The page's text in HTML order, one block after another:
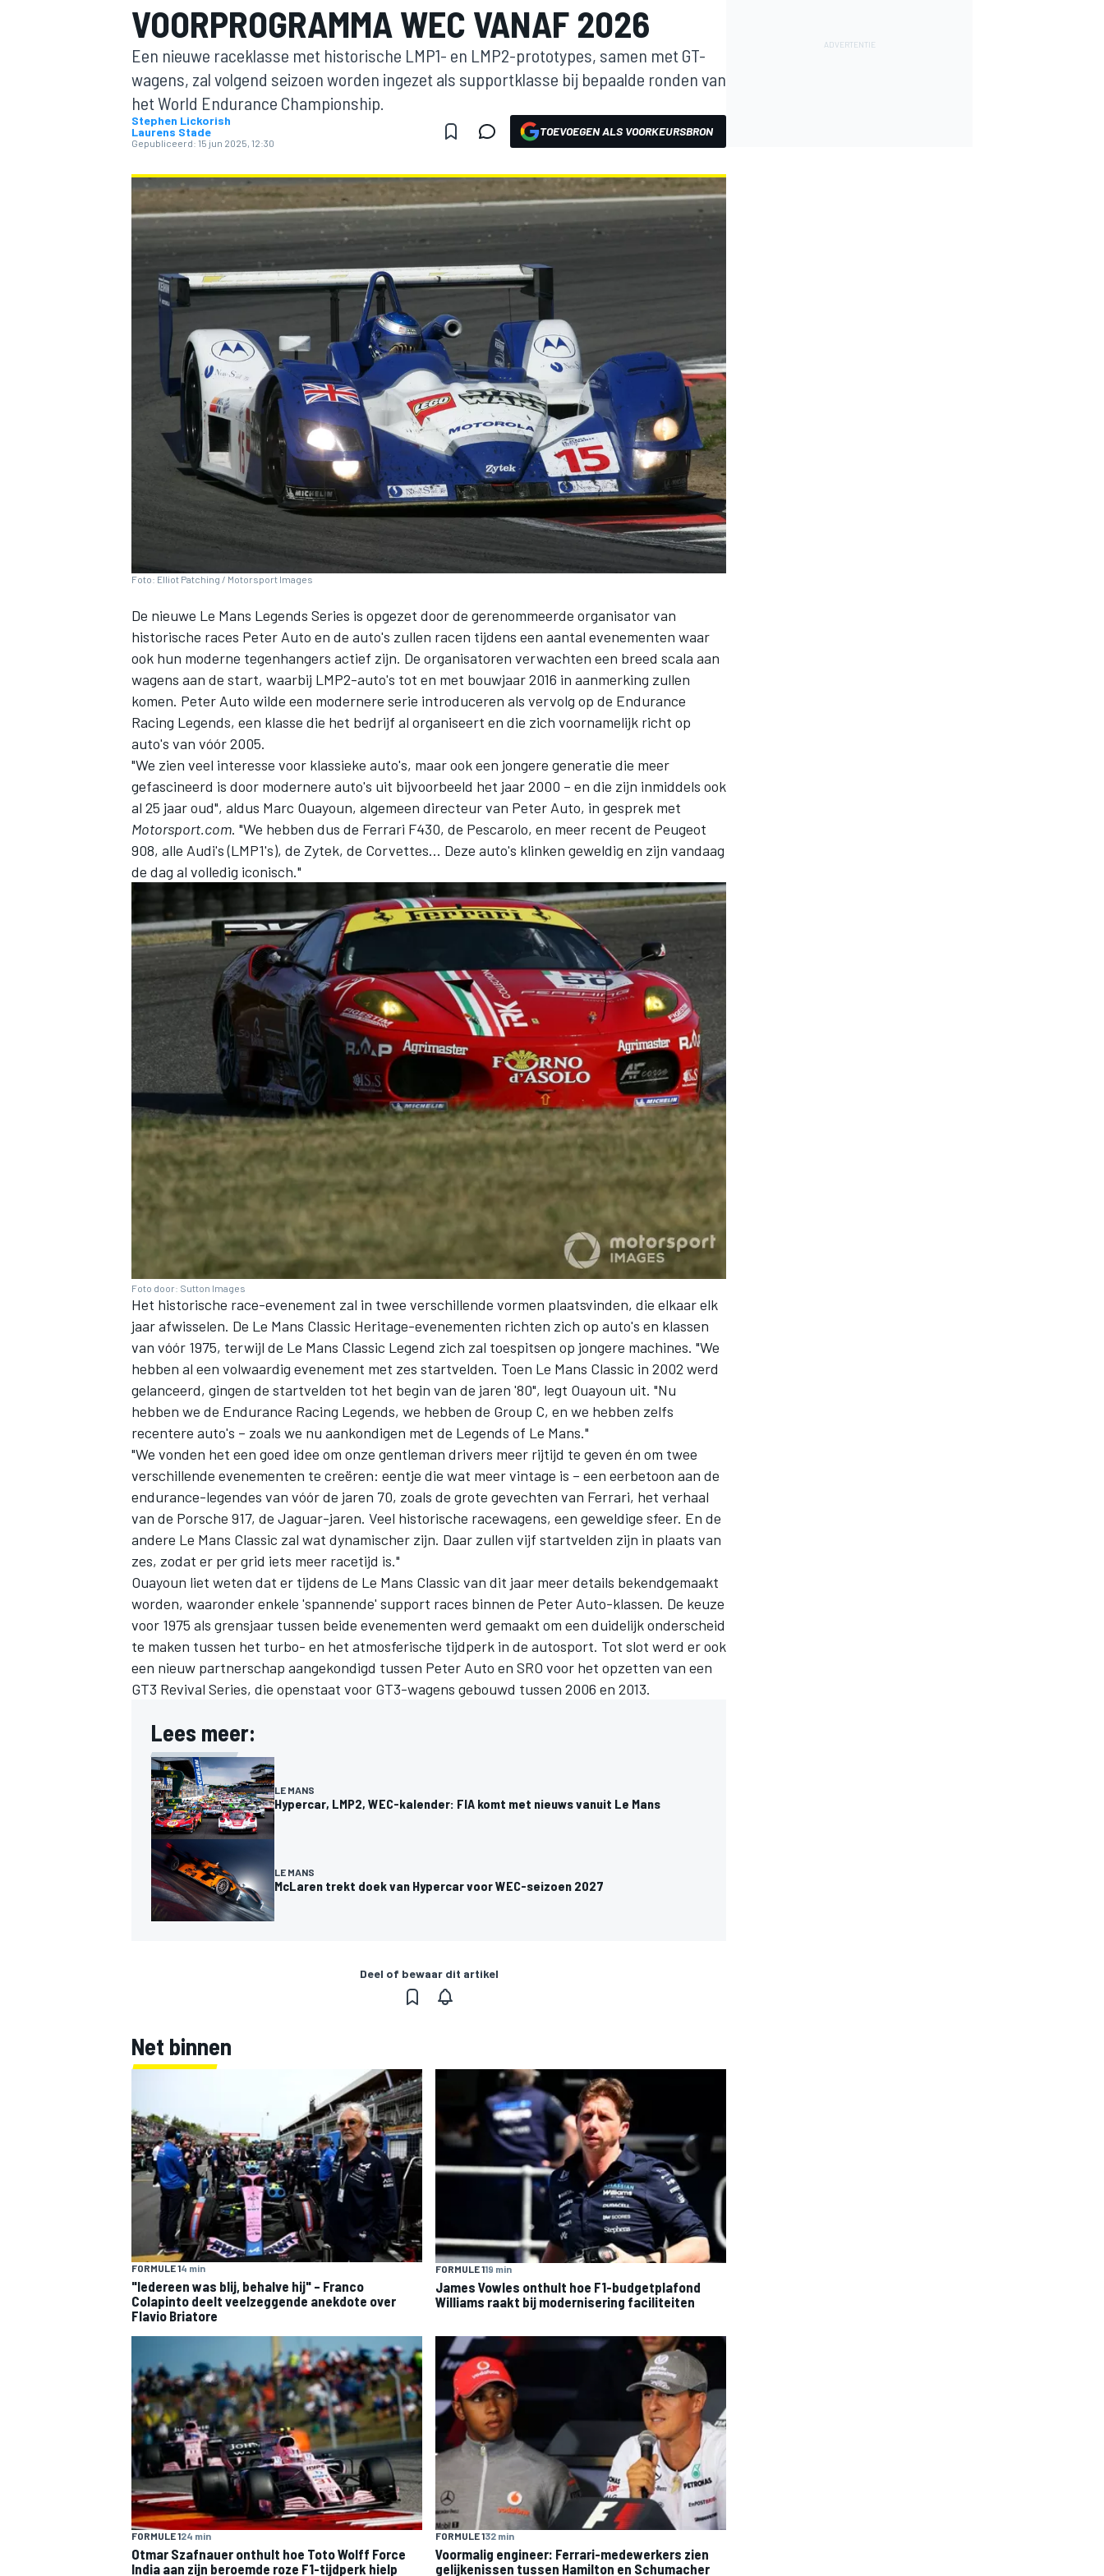
MOTOGP
INDYCAR
WEC DTM
VOORPROGRAMMA WEC VANAF 2026
Een nieuwe raceklasse met historische LMP1- en LMP2-prototypes, samen met GT-
wagens, zal volgend seizoen worden ingezet als supportklasse bij bepaalde ronden van
het World Endurance Championship.
Stephen Lickorish
Laurens Stade
Gepubliceerd: 15 jun 2025, 12:30
TOEVOEGEN ALS VOORKEURSBRON
Foto: Elliot Patching / Motorsport Images
De nieuwe Le Mans Legends Series is opgezet door de gerenommeerde organisator van
historische races Peter Auto en de auto's zullen racen tijdens een aantal evenementen waar
ook hun moderne tegenhangers actief zijn. De organisatoren verwachten een breed scala aan
wagens aan de start, waarbij LMP2-auto's tot en met bouwjaar 2016 in aanmerking zullen
komen. Peter Auto wilde een modernere serie introduceren als vervolg op de Endurance
Racing Legends, een klasse die het bedrijf al organiseert en die zich voornamelijk richt op
auto's van vóór 2005.
"We zien veel interesse voor klassieke auto's, maar ook een jongere generatie die meer
gefascineerd is door modernere auto's uit bijvoorbeeld het jaar 2000 – en die zijn inmiddels ook
al 25 jaar oud", aldus Marc Ouayoun, algemeen directeur van Peter Auto, in gesprek met
Motorsport.com. "We hebben dus de Ferrari F430, de Pescarolo, en meer recent de Peugeot
908, alle Audi's (LMP1's), de Zytek, de Corvettes... Deze auto's klinken geweldig en zijn vandaag
de dag al volledig iconisch."
Foto door: Sutton Images
Het historische race-evenement zal in twee verschillende vormen plaatsvinden, die elkaar elk
jaar afwisselen. De Le Mans Classic Heritage-evenementen richten zich op auto's en klassen
van vóór 1975, terwijl de Le Mans Classic Legend zich zal toespitsen op jongere machines. "We
hebben al een volwaardig evenement met zes startvelden. Toen Le Mans Classic in 2002 werd
gelanceerd, gingen de startvelden tot het begin van de jaren '80", legt Ouayoun uit. "Nu
hebben we de Endurance Racing Legends, we hebben de Group C, en we hebben zelfs
recentere auto's – zoals we nu aankondigen met de Legends of Le Mans."
"We vonden het een goed idee om onze gentleman drivers meer rijtijd te geven én om twee
verschillende evenementen te creëren: eentje die wat meer vintage is – een eerbetoon aan de
endurance-legendes van vóór de jaren 70, zoals de grote gevechten van Ferrari, het verhaal
van de Porsche 917, de Jaguar-jaren. Veel historische racewagens, een geweldige sfeer. En de
andere Le Mans Classic zal wat dynamischer zijn. Daar zullen vijf startvelden zijn in plaats van
zes, zodat er per grid iets meer racetijd is."
Ouayoun liet weten dat er tijdens de Le Mans Classic van dit jaar meer details bekendgemaakt
worden, waaronder enkele 'spannende' support races binnen de Peter Auto-klassen. De keuze
voor 1975 als grensjaar tussen beide evenementen werd gemaakt om een duidelijk onderscheid
te maken tussen het turbo- en het atmosferische tijdperk in de autosport. Tot slot werd er ook
een nieuw partnerschap aangekondigd tussen Peter Auto en SRO voor het opzetten van een
GT3 Revival Series, die openstaat voor GT3-wagens gebouwd tussen 2006 en 2013.
Lees meer:
LE MANS
Hypercar, LMP2, WEC-kalender: FIA komt met nieuws vanuit Le Mans
LE MANS
McLaren trekt doek van Hypercar voor WEC-seizoen 2027
Deel of bewaar dit artikel
Net binnen
FORMULE 14 min
"Iedereen was blij, behalve hij" – Franco
Colapinto deelt veelzeggende anekdote over
Flavio Briatore
FORMULE 119 min
James Vowles onthult hoe F1-budgetplafond
Williams raakt bij modernisering faciliteiten
FORMULE 124 min
Otmar Szafnauer onthult hoe Toto Wolff Force
India aan zijn beroemde roze F1-tijdperk hielp
FORMULE 132 min
Voormalig engineer: Ferrari-medewerkers zien
gelijkenissen tussen Hamilton en Schumacher